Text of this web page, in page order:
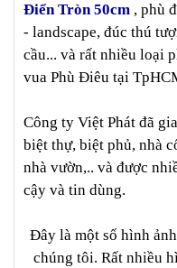
Điển Tròn 50cm , phù
- landscape, đúc thú
cầu... và rất nhiều loại
vua Phù Điêu tại
Công ty Việt Phát đã
biệt thự, biệt phủ, nhà
nhà vườn,.. và được
cậy và tin dùng.
Đây là một số hình
chúng tôi. Rất nhiều